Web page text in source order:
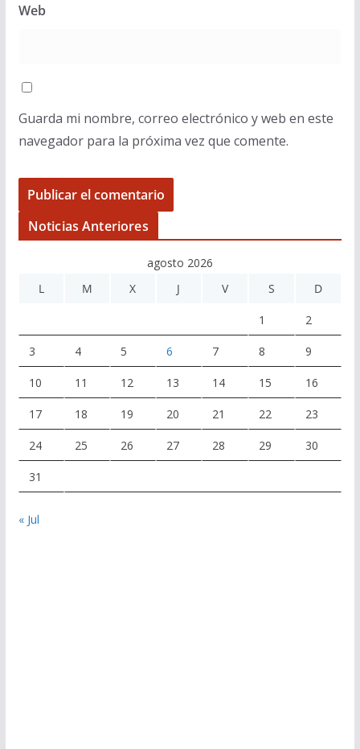
Web
Guarda mi nombre, correo electrónico y web en este
navegador para la próxima vez que comente.
Noticias Anteriores
agosto 2026
L
M X J V S D
1 2
3 4 5 6 7 8 9
10 11 12 13 14 15 16
17 18 19 20 21 22 23
24 25 26 27 28 29 30
31
« Jul